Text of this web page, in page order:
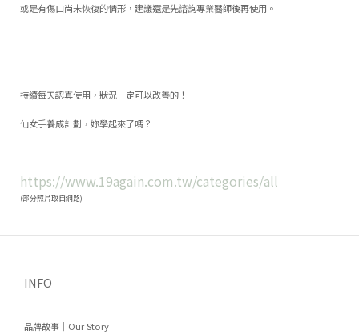
或是有傷口尚未恢復的情形，建議還是先諮詢專業醫師後再使用。
持續每天認真使用，狀況一定可以改善的！
仙女手養成計劃，妳學起來了嗎？
https://www.19again.com.tw/categories/all
(部分照片取自網路)
INFO
品牌故事｜Our Story